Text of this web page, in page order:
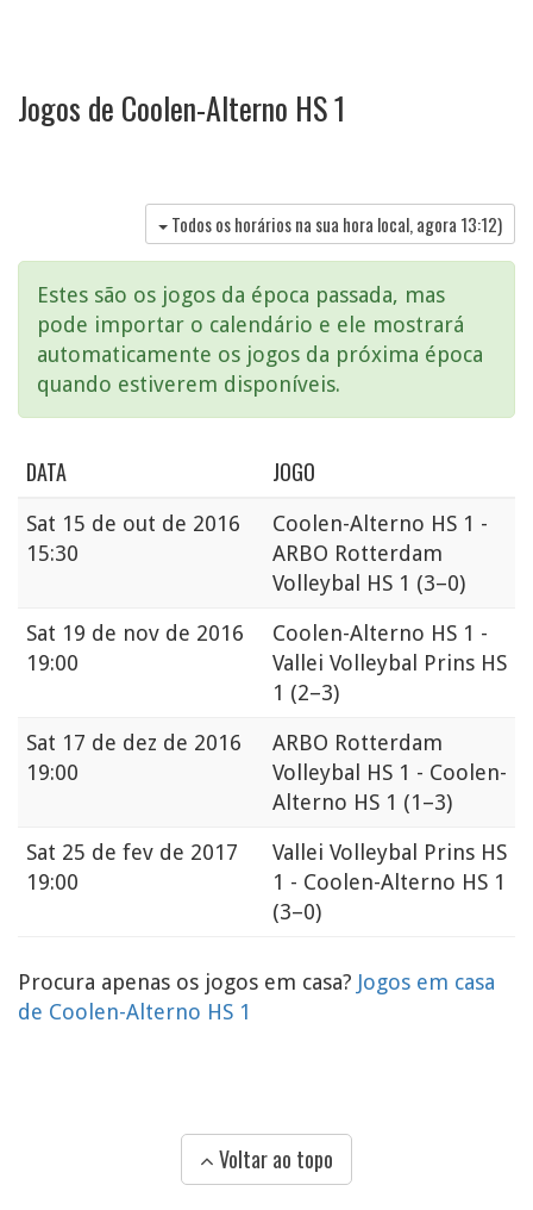
Jogos de Coolen-Alterno HS 1
Todos os horários na sua hora local, agora 13:12)
Estes são os jogos da época passada, mas
pode importar o calendário e ele mostrará
automaticamente os jogos da próxima época
quando estiverem disponíveis.
DATA JOGO
Sat 15 de out de 2016
15:30
Coolen-Alterno HS 1 -
ARBO Rotterdam
Volleybal HS 1 (3–0)
Sat 19 de nov de 2016
19:00
Coolen-Alterno HS 1 -
Vallei Volleybal Prins HS
1 (2–3)
Sat 17 de dez de 2016
19:00
ARBO Rotterdam
Volleybal HS 1 - Coolen-
Alterno HS 1 (1–3)
Sat 25 de fev de 2017
19:00
Vallei Volleybal Prins HS
1 - Coolen-Alterno HS 1
(3–0)
Procura apenas os jogos em casa? Jogos em casa
de Coolen-Alterno HS 1
Voltar ao topo